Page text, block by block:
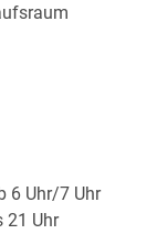
6 Uhr/7 Uhr
21 Uhr